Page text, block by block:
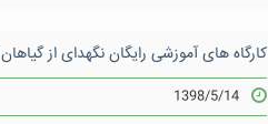
کارگاه های آموزشی رایگان نگهدای از گیاهان
1398/5/14